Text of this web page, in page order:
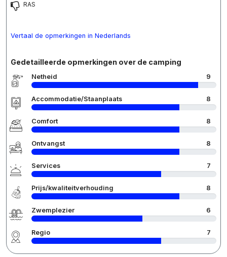
RAS
Vertaal de opmerkingen in Nederlands
Gedetailleerde opmerkingen over de camping
Netheid 9
Accommodatie/Staanplaats 8
Comfort 8
Ontvangst 8
Services 7
Prijs/kwaliteitverhouding 8
Zwemplezier 6
Regio 7